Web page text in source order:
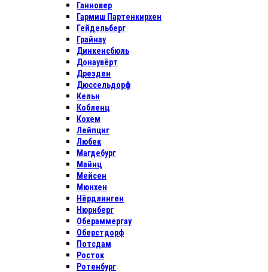
Ганновер
Гармиш Партенкирхен
Гейдельберг
Грайнау
Динкенсбюль
Донаувёрт
Дрезден
Дюссельдорф
Кельн
Кобленц
Кохем
Лейпциг
Любек
Магдебург
Майнц
Мейсен
Мюнхен
Нёрдлинген
Нюрнберг
Обераммергау
Оберстдорф
Потсдам
Росток
Ротенбург